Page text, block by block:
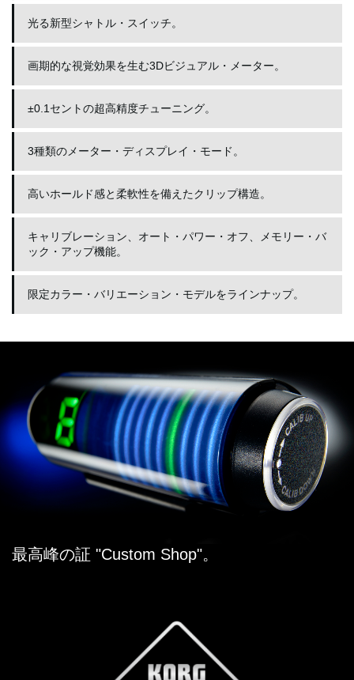
光る新型シャトル・スイッチ。
画期的な視覚効果を生む3Dビジュアル・メーター。
±0.1セントの超高精度チューニング。
3種類のメーター・ディスプレイ・モード。
高いホールド感と柔軟性を備えたクリップ構造。
キャリブレーション、オート・パワー・オフ、メモリー・バ
ック・アップ機能。
限定カラー・バリエーション・モデルをラインナップ。
最高峰の証 "Custom Shop"。